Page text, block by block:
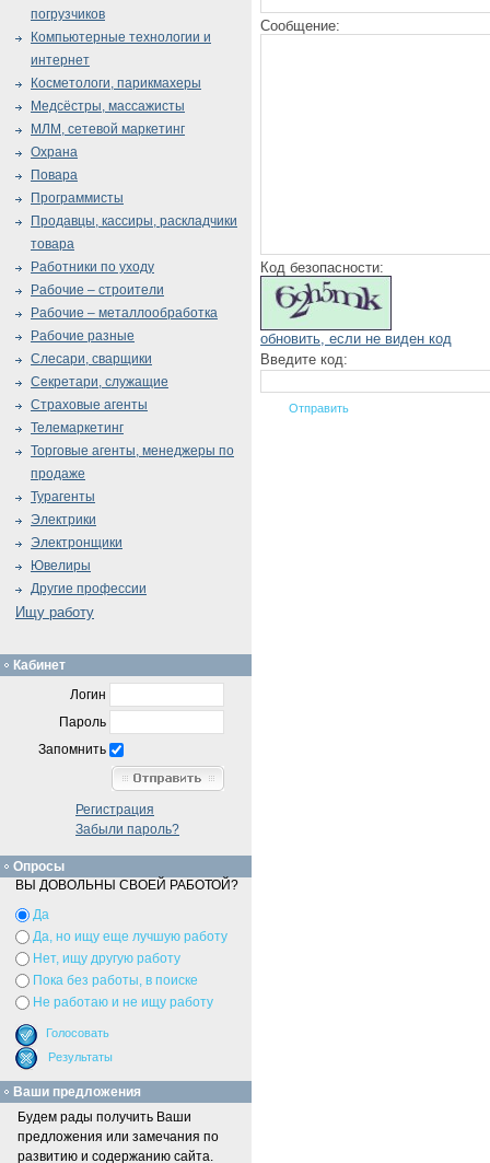
Сообщение:
Код безопасности:
обновить, если не виден код
Введите код:
погрузчиков
Компьютерные технологии и
интернет
Косметологи, парикмахеры
Медсёстры, массажисты
МЛМ, сетевой маркетинг
Охрана
Повара
Программисты
Продавцы, кассиры, раскладчики
товара
Работники по уходу
Рабочие – строители
Рабочие – металлообработка
Рабочие разные
Слесари, сварщики
Секретари, служащие
Страховые агенты
Телемаркетинг
Торговые агенты, менеджеры по
продаже
Турагенты
Электрики
Электронщики
Ювелиры
Другие профессии
Ищу работу
Кабинет
Логин
Пароль
Запомнить
Регистрация
Забыли пароль?
Опросы
ВЫ ДОВОЛЬНЫ СВОЕЙ РАБОТОЙ?
Да
Да, но ищу еще лучшую работу
Нет, ищу другую работу
Пока без работы, в поиске
Не работаю и не ищу работу
Ваши предложения
Будем рады получить Ваши
предложения или замечания по
развитию и содержанию сайта.